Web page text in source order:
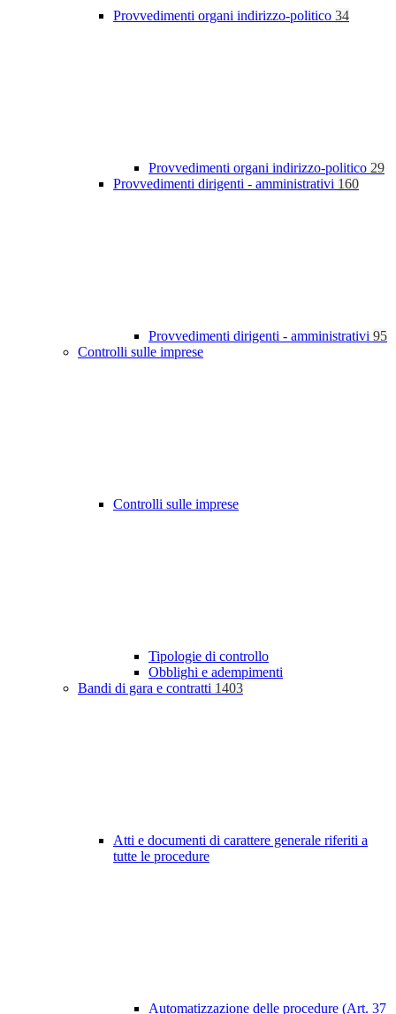
Provvedimenti organi indirizzo-politico 34
Provvedimenti organi indirizzo-politico 29
Provvedimenti dirigenti - amministrativi 160
Provvedimenti dirigenti - amministrativi 95
Controlli sulle imprese
Controlli sulle imprese
Tipologie di controllo
Obblighi e adempimenti
Bandi di gara e contratti 1403
Atti e documenti di carattere generale riferiti a
tutte le procedure
Automatizzazione delle procedure (Art. 37